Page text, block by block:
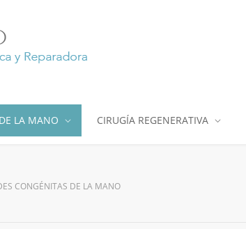
LA MANO CIRUGÍA REGENERATIVA
CONGÉNITAS DE LA MANO